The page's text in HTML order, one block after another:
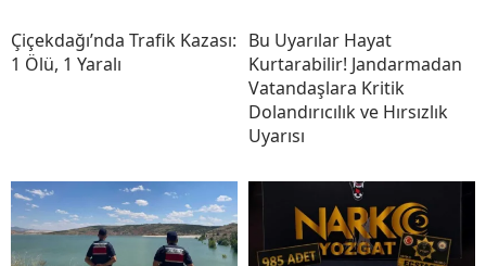
Çiçekdağı’nda Trafik Kazası:
1 Ölü, 1 Yaralı
Bu Uyarılar Hayat
Kurtarabilir! Jandarmadan
Vatandaşlara Kritik
Dolandırıcılık ve Hırsızlık
Uyarısı